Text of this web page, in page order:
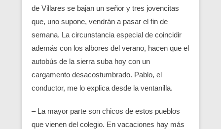
de Villares se bajan un señor y tres jovencitas
que, uno supone, vendrán a pasar el fin de
semana. La circunstancia especial de coinci­dir
además con los albores del verano, hacen que el
autobús de la sie­rra suba hoy con un
cargamento desacostumbrado. Pablo, el
conductor, me lo explica desde la ventanilla.
– La mayor parte son chicos de estos pueblos
que vienen del colegio. En vacaciones hay más